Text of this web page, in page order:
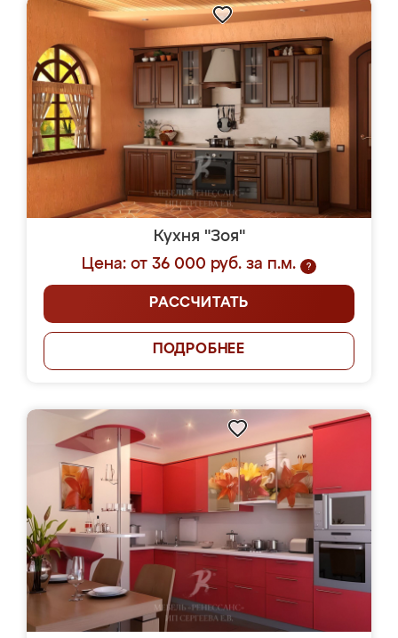
Кухня "Зоя"
Цена: от 36 000 руб. за п.м.
?
РАССЧИТАТЬ
ПОДРОБНЕЕ